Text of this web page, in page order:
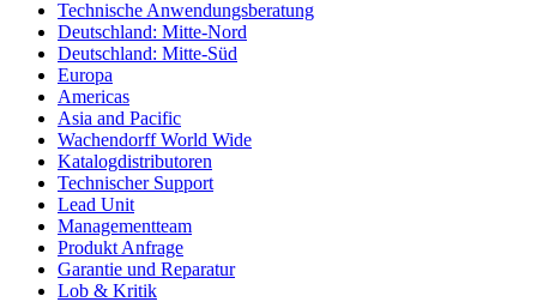
Technische Anwendungsberatung
Deutschland: Mitte-Nord
Deutschland: Mitte-Süd
Europa
Americas
Asia and Pacific
Wachendorff World Wide
Katalogdistributoren
Technischer Support
Lead Unit
Managementteam
Produkt Anfrage
Garantie und Reparatur
Lob & Kritik